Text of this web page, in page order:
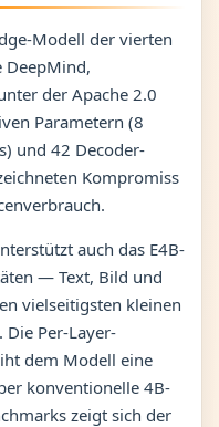
Modell der vierten
DeepMind,
der Apache 2.0
Parametern (8
und 42 Decoder-
Kompromiss
auch das E4B-
— Text, Bild und
vielseitigsten kleinen
Per-Layer-
dem Modell eine
konventionelle 4B-
zeigt sich der